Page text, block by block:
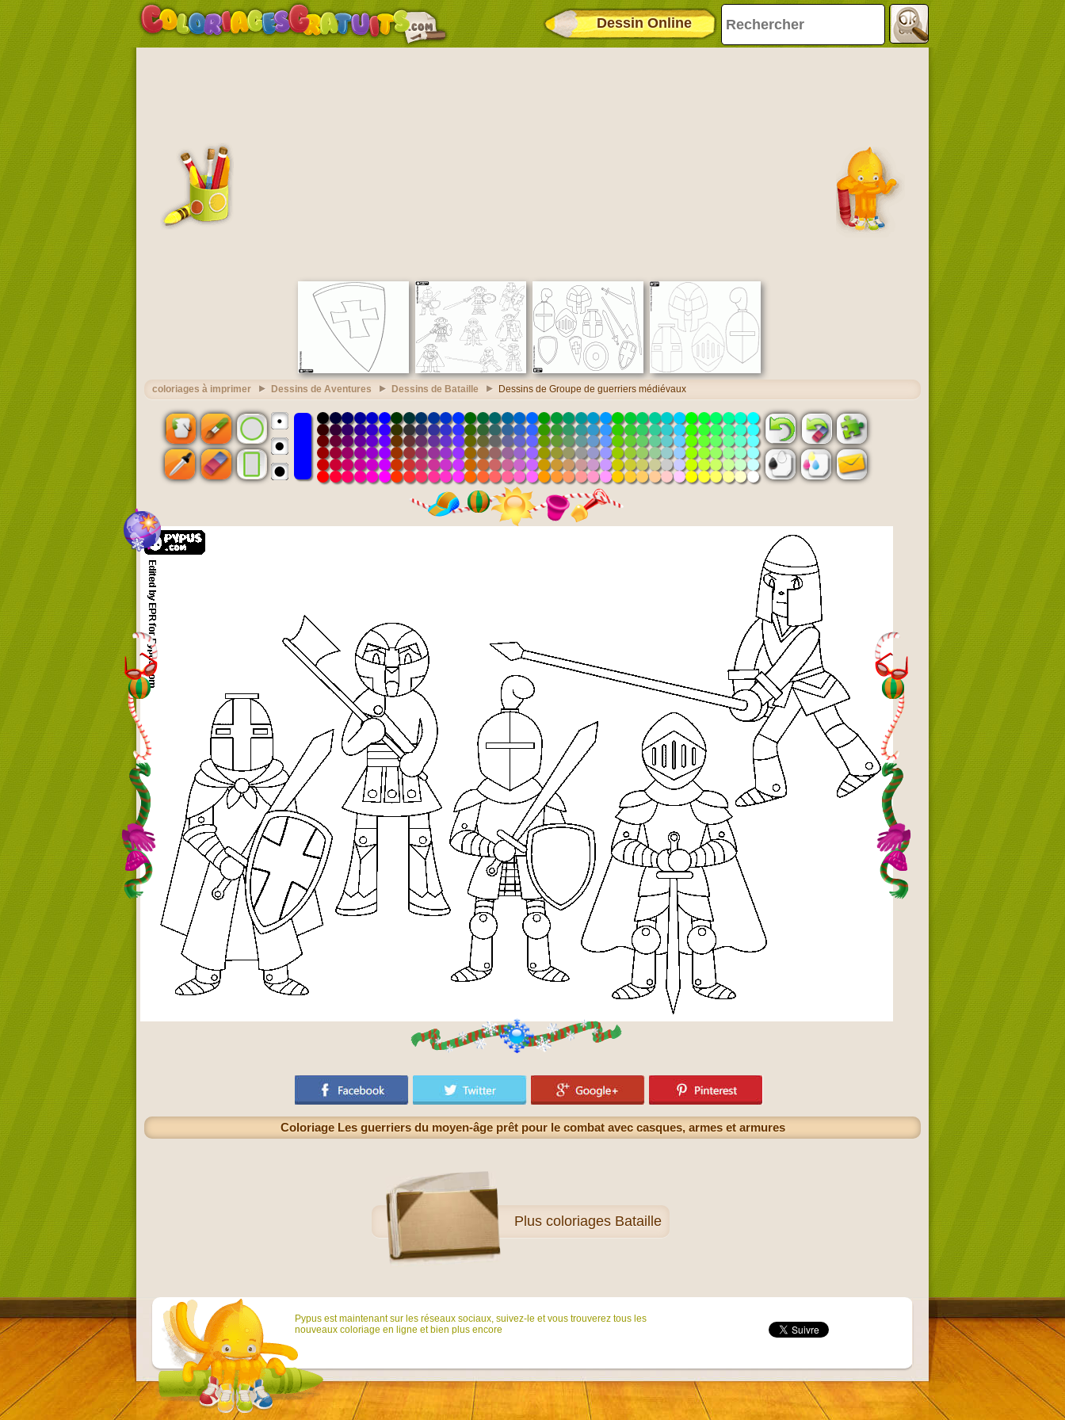
Dessin Online
coloriages à imprimer Dessins de Aventures Dessins de Bataille Dessins de Groupe de guerriers médiévaux
Coloriage Les guerriers du moyen-âge prêt pour le combat avec casques, armes et armures
Plus coloriages Bataille
Pypus est maintenant sur ​​les réseaux sociaux, suivez-le et vous trouverez tous les
nouveaux coloriage en ligne et bien plus encore